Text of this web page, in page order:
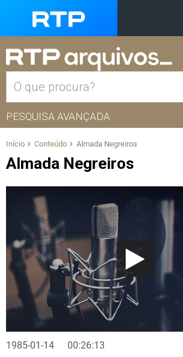
PESQUISA AVANÇADA
Início Conteúdo Almada Negreiros
Almada Negreiros
1985-01-14 00:26:13